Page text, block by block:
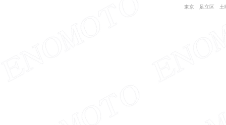
東京 足立区 土